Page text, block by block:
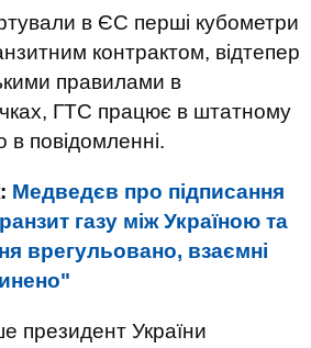
в ЄС перші кубометри
контрактом, відтепер
правилами в
ГТС працює в штатному
в повідомленні.
Медведєв про підписання
газу між Україною та
врегульовано, взаємні
президент України